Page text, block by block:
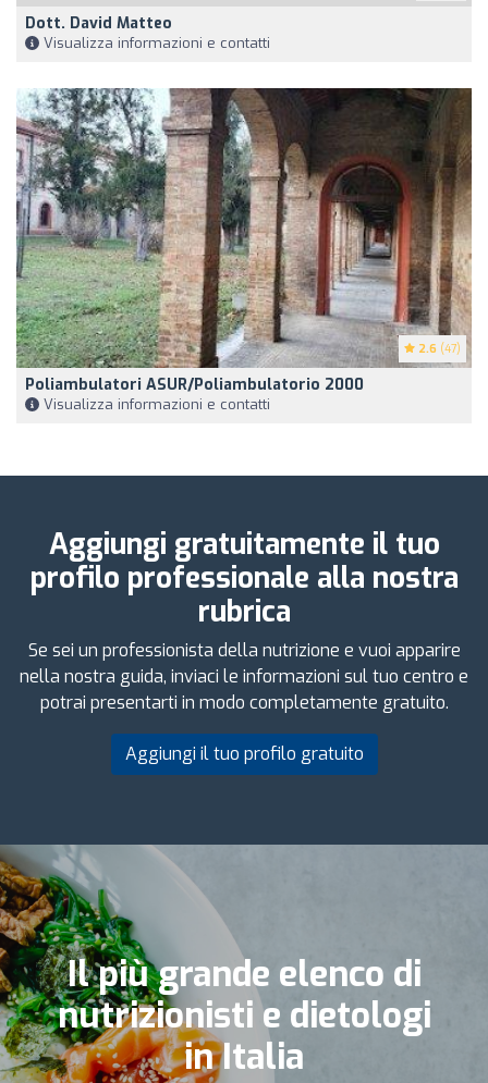
Dott. David Matteo
Visualizza informazioni e contatti
2.6 (47)
Poliambulatori ASUR/Poliambulatorio 2000
Visualizza informazioni e contatti
Aggiungi gratuitamente il tuo
profilo professionale alla nostra
rubrica
Se sei un professionista della nutrizione e vuoi apparire
nella nostra guida, inviaci le informazioni sul tuo centro e
potrai presentarti in modo completamente gratuito.
Aggiungi il tuo profilo gratuito
Il più grande elenco di
nutrizionisti e dietologi
in Italia